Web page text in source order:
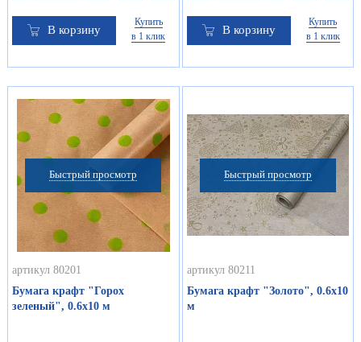
В корзину
Купить
в 1 клик
В корзину
Купить
в 1 клик
Быстрый просмотр
артикул 80201
Бумага крафт "Горох
зеленый", 0.6х10 м
Быстрый просмотр
артикул 80211
Бумага крафт "Золото", 0.6х10
м